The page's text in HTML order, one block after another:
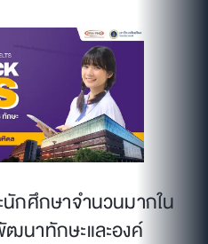
กศึกษาจำนวนมากใน
ฒนาทักษะและองค์